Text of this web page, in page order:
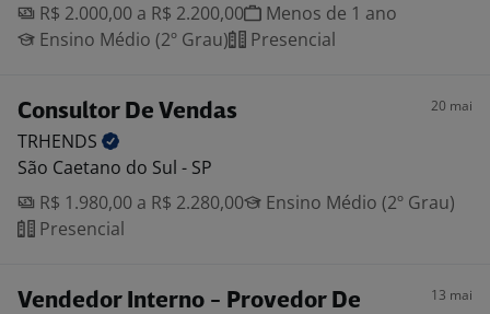
R$ 2.000,00 a R$ 2.200,00
Menos de 1 ano
Ensino Médio (2º Grau)
Presencial
Consultor De Vendas 20 mai
TRHENDS
São Caetano do Sul - SP
R$ 1.980,00 a R$ 2.280,00
Ensino Médio (2º Grau)
Presencial
Vendedor Interno - Provedor De
13 mai